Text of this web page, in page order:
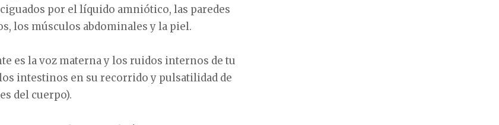
por el líquido amniótico, las paredes
los músculos abdominales y la piel.
es la voz materna y los ruidos internos de tu
intestinos en su recorrido y pulsatilidad de
del cuerpo).